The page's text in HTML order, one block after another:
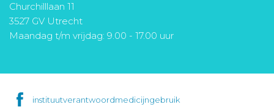
Churchilllaan 11
3527 GV Utrecht
Maandag t/m vrijdag: 9.00 - 17.00 uur
instituutverantwoordmedicijngebruik